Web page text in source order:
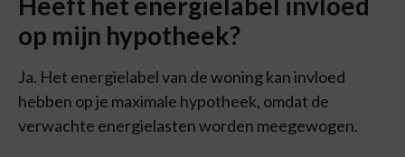
op mijn hypotheek?
Ja. Het energielabel van de woning kan invloed
hebben op je maximale hypotheek, omdat de
verwachte energielasten worden meegewogen.